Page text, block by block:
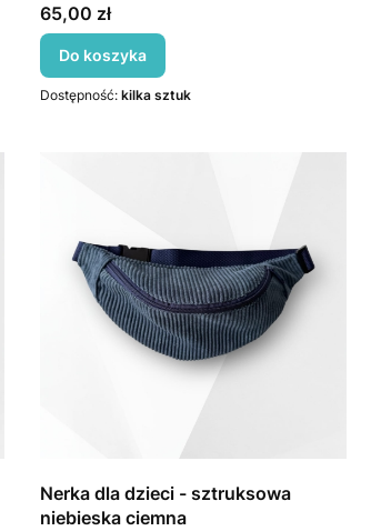
Cena
65,00 zł
Do koszyka
Dostępność: kilka sztuk
Nerka dla dzieci - sztruksowa
niebieska ciemna